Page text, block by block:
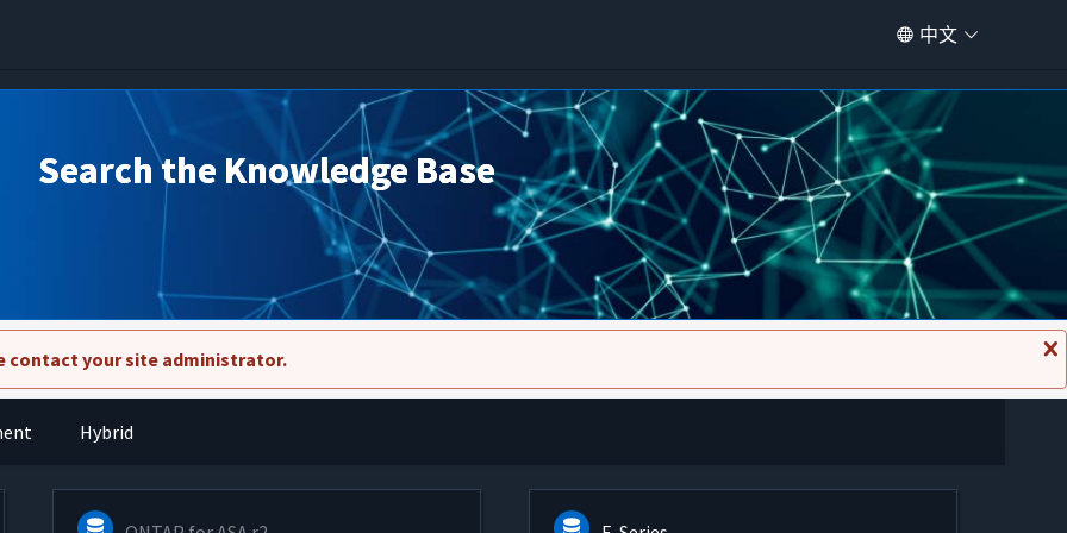
中文
Search the Knowledge Base
关
闭
contact your site administrator.
Hybrid